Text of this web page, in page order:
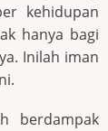
kehidupan
hanya bagi
Inilah iman
berdampak